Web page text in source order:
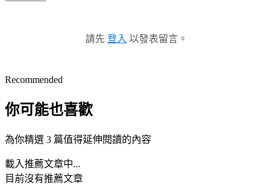
請先 登入 以發表留言。
Recommended
你可能也喜歡
為你精選 3 篇值得延伸閱讀的內容
載入推薦文章中...
目前沒有推薦文章